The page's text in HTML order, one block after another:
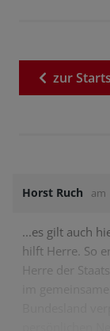
zur
Horst Ruch am
...es gilt auch
hilft Herre. So
Herre der